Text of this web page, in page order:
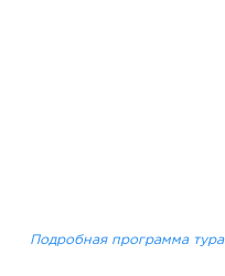
Подробная программа тура